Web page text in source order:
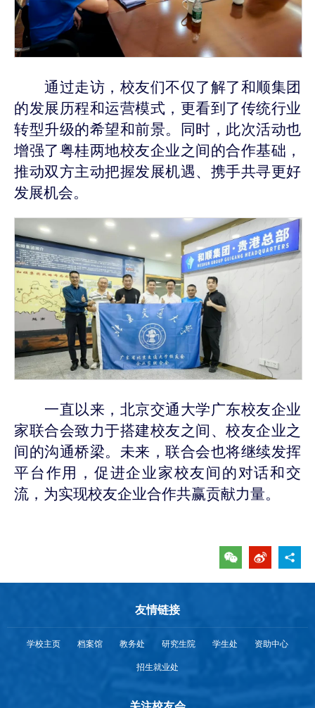
通过走访，校友们不仅了解了和顺集团
的发展历程和运营模式， 更看到了传统行业
转型升级的希望和前景。同时，此次活动也
增强了粤桂两地校友企业之间的合作基础，
推动双方主动把握发展机遇、携手共寻更好
发展机会。
一直以来， 北京交通大学广东校友企业
家联合会致力于搭建校友之间、校友企业之
间的沟通桥梁。 未来，联合会也将继续发挥
平台作用，促进企业家校友间的对话和交
流，为实现校友企业合作共赢贡献力量。
友情链接
学校主页 档案馆 教务处 研究生院 学生处 资助中心
招生就业处